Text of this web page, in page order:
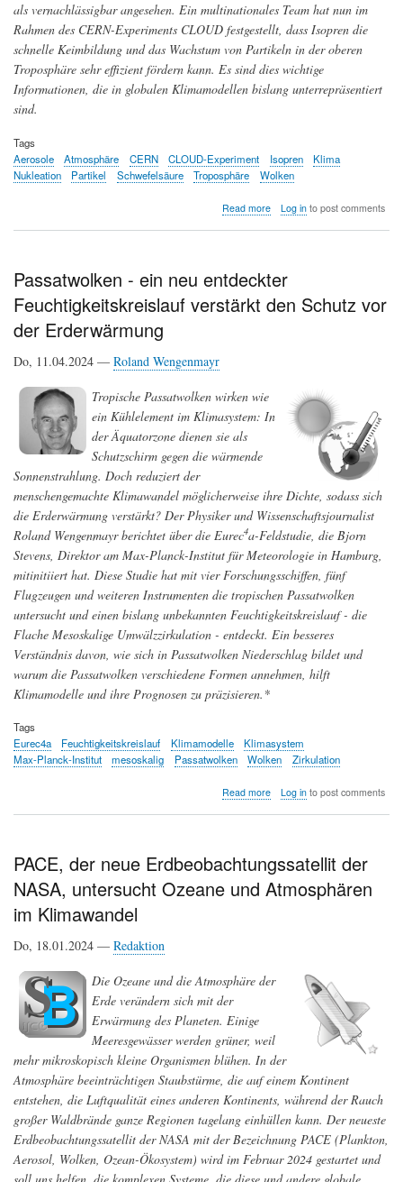
als vernachlässigbar angesehen. Ein multinationales Team hat nun im
Rahmen des CERN-Experiments CLOUD festgestellt, dass Isopren die
schnelle Keimbildung und das Wachstum von Partikeln in der oberen
Troposphäre sehr effizient fördern kann. Es sind dies wichtige
Informationen, die in globalen Klimamodellen bislang unterrepräsentiert
sind.
Tags
Aerosole
Atmosphäre CERN CLOUD-Experiment Isopren
Klima
Nukleation
Partikel Schwefelsäure Troposphäre Wolken
Read moreabout
eine
wesentliche,
bislang
Klima
Log into post comments
Passatwolken - ein neu entdeckter
Feuchtigkeitskreislauf verstärkt den Schutz vor
der Erderwärmung
Do, 11.04.2024 — Roland Wengenmayr
Tropische Passatwolken wirken wie
ein Kühlelement im Klimasystem: In
der Äquatorzone dienen sie als
Schutzschirm gegen die wärmende
Sonnenstrahlung. Doch reduziert der
menschengemachte Klimawandel möglicherweise ihre Dichte, sodass sich
die Erderwärmung verstärkt? Der Physiker und Wissenschaftsjournalist
Roland Wengenmayr berichtet über die Eurec4a-Feldstudie, die Bjorn
Stevens, Direktor am Max-Planck-Institut für Meteorologie in Hamburg,
mitinitiiert hat. Diese Studie hat mit vier Forschungsschiffen, fünf
Flugzeugen und weiteren Instrumenten die tropischen Passatwolken
untersucht und einen bislang unbekannten Feuchtigkeitskreislauf - die
Flache Mesoskalige Umwälzzirkulation - entdeckt. Ein besseres
Verständnis davon, wie sich in Passatwolken Niederschlag bildet und
warum die Passatwolken verschiedene Formen annehmen, hilft
Klimamodelle und ihre Prognosen zu präzisieren.*
Tags
Eurec4a
Feuchtigkeitskreislauf Klimamodelle
Klimasystem
Max-Planck-Institut
mesoskalig Passatwolken Wolken Zirkulation
Read moreabout
entdeckter
Feuchtigkeitskreislauf
verstärkt
Erderwärmung
Log into post comments
PACE, der neue Erdbeobachtungssatellit der
NASA, untersucht Ozeane und Atmosphären
im Klimawandel
Do, 18.01.2024 — Redaktion
Die Ozeane und die Atmosphäre der
Erde verändern sich mit der
Erwärmung des Planeten. Einige
Meeresgewässer werden grüner, weil
mehr mikroskopisch kleine Organismen blühen. In der
Atmosphäre beeinträchtigen Staubstürme, die auf einem Kontinent
entstehen, die Luftqualität eines anderen Kontinents, während der Rauch
großer Waldbrände ganze Regionen tagelang einhüllen kann. Der neueste
Erdbeobachtungssatellit der NASA mit der Bezeichnung PACE (Plankton,
Aerosol, Wolken, Ozean-Ökosystem) wird im Februar 2024 gestartet und